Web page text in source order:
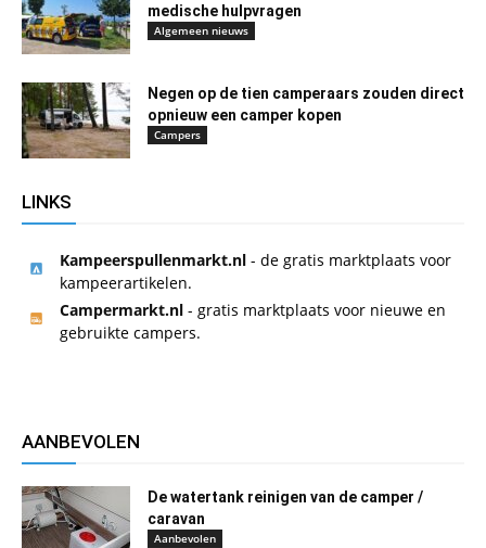
medische hulpvragen
Algemeen nieuws
Negen op de tien camperaars zouden direct
opnieuw een camper kopen
Campers
LINKS
Kampeerspullenmarkt.nl - de gratis marktplaats voor
kampeerartikelen.
Campermarkt.nl - gratis marktplaats voor nieuwe en
gebruikte campers.
AANBEVOLEN
De watertank reinigen van de camper /
caravan
Aanbevolen